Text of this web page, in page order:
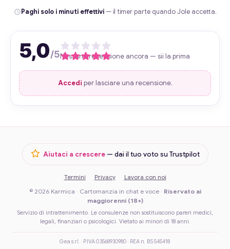
Paghi solo i minuti effettivi— il timer parte quando Jole accetta.
5,0/5Nessuna recensione ancora — sii la prima
Accedi per lasciare una recensione.
Aiutaci a crescere— dai il tuo voto su Trustpilot
Termini Privacy
Lavora con noi
© 2026 Karmica · Cartomanzia in chat e voce · Riservato ai
maggiorenni (18+)
Servizio di intrattenimento. Le consulenze non sostituiscono pareri medici,
legali, finanziari o psicologici. Vietato ai minori di 18 anni.
Gea s.r.l. · P.IVA 03568930980 · REA n. BS 545418